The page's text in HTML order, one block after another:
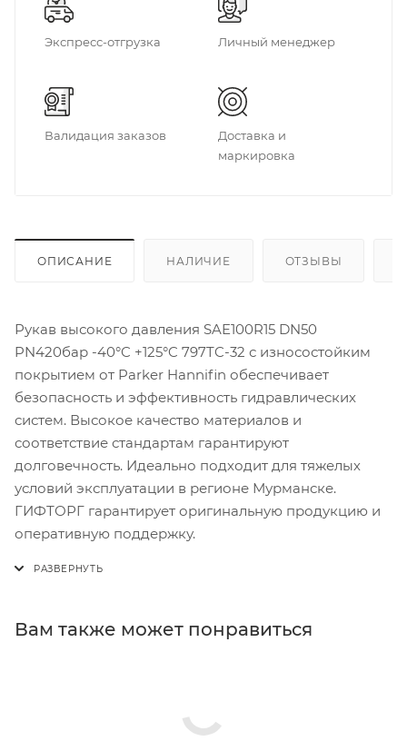
Экспресс-отгрузка Личный менеджер
Валидация заказов
Доставка и
маркировка
ОПИСАНИЕ НАЛИЧИЕ ОТЗЫВЫ
Рукав высокого давления SAE100R15 DN50
PN420бар -40°C +125°C 797TC-32 с износостойким
покрытием от Parker Hannifin обеспечивает
безопасность и эффективность гидравлических
систем. Высокое качество материалов и
соответствие стандартам гарантируют
долговечность. Идеально подходит для тяжелых
условий эксплуатации в регионе Мурманске.
ГИФТОРГ гарантирует оригинальную продукцию и
оперативную поддержку.
Вам также может понравиться